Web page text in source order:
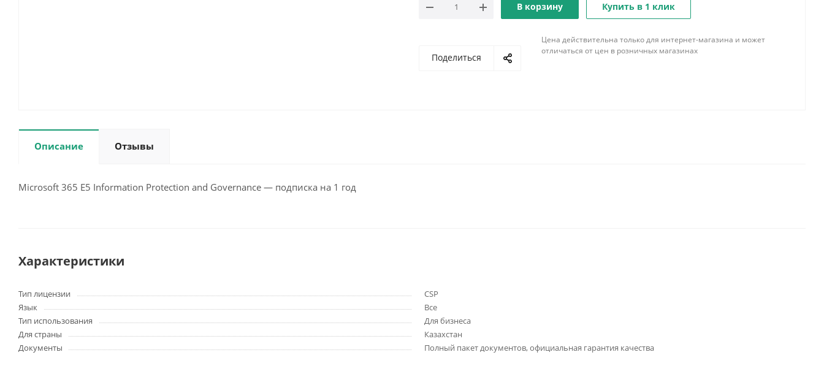
В корзину Купить в 1 клик
Поделиться
Цена действительна только для интернет-магазина и может
отличаться от цен в розничных магазинах
Описание Отзывы
Microsoft 365 E5 Information Protection and Governance — подписка на 1 год
Характеристики
Тип лицензии
CSP
Язык
Все
Тип использования
Для бизнеса
Для страны
Казахстан
Документы
Полный пакет документов, официальная гарантия качества